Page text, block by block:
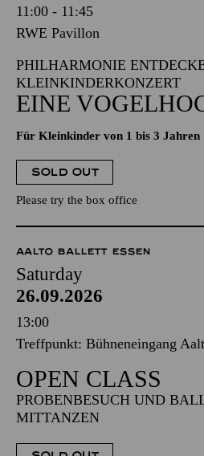
11:00 - 11:45
RWE Pavillon
PHILHARMONIE
KLEINKINDERKONZERT
EINE
Für Kleinkinder von 1 bis 3 Jahren
SOLD OUT
Please try the box office
AALTO BALLETT ESSEN
Saturday
26.09.2026
13:00
Treffpunkt: Bühneneingang
OPEN CLASS
PROBENBESUCH UND
MITTANZEN